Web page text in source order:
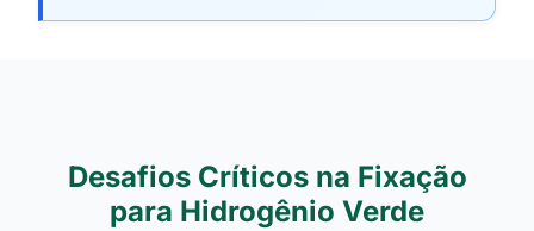
Desafios Críticos na Fixação
para Hidrogênio Verde